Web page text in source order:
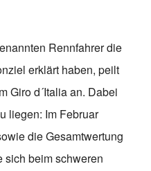
Rennfahrer die
erklärt haben, peilt
Giro d´Italia an. Dabei
liegen: Im Februar
die Gesamtwertung
sich beim schweren